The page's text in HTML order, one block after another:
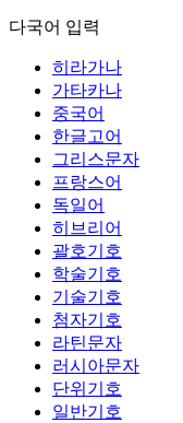
다국어 입력
히라가나
가타카나
중국어
한글고어
그리스문자
프랑스어
독일어
히브리어
괄호기호
학술기호
기술기호
첨자기호
라틴문자
러시아문자
단위기호
일반기호